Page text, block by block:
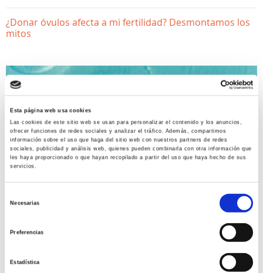
Esta página web usa cookies
Las cookies de este sitio web se usan para personalizar el contenido y los anuncios,
ofrecer funciones de redes sociales y analizar el tráfico. Además, compartimos
información sobre el uso que haga del sitio web con nuestros partners de redes
sociales, publicidad y análisis web, quienes pueden combinarla con otra información que
les haya proporcionado o que hayan recopilado a partir del uso que haya hecho de sus
servicios.
Necesarias
Preferencias
Estadística
¿Donar óvulos afecta a mi fertilidad? Desmontamos los
mitos
QUIERO SER MAMÁ
ENTREDICHO SU EFICACIA
La valoración morfológica clásica de los embriones
se realiza con la observación al microscopio de los